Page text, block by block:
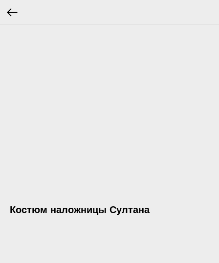
Костюм наложницы Султана